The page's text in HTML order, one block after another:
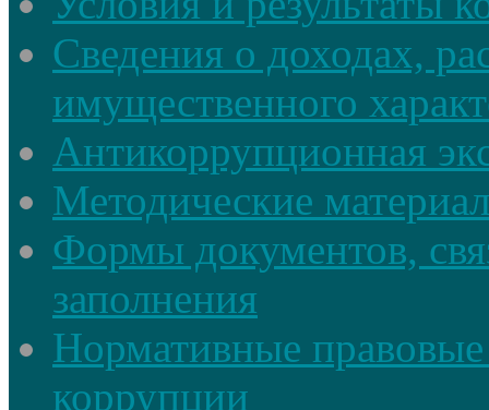
Сведения о доходах,
имущественного
Антикоррупционная
Методические
Формы документов,
заполнения
Нормативные
коррупции